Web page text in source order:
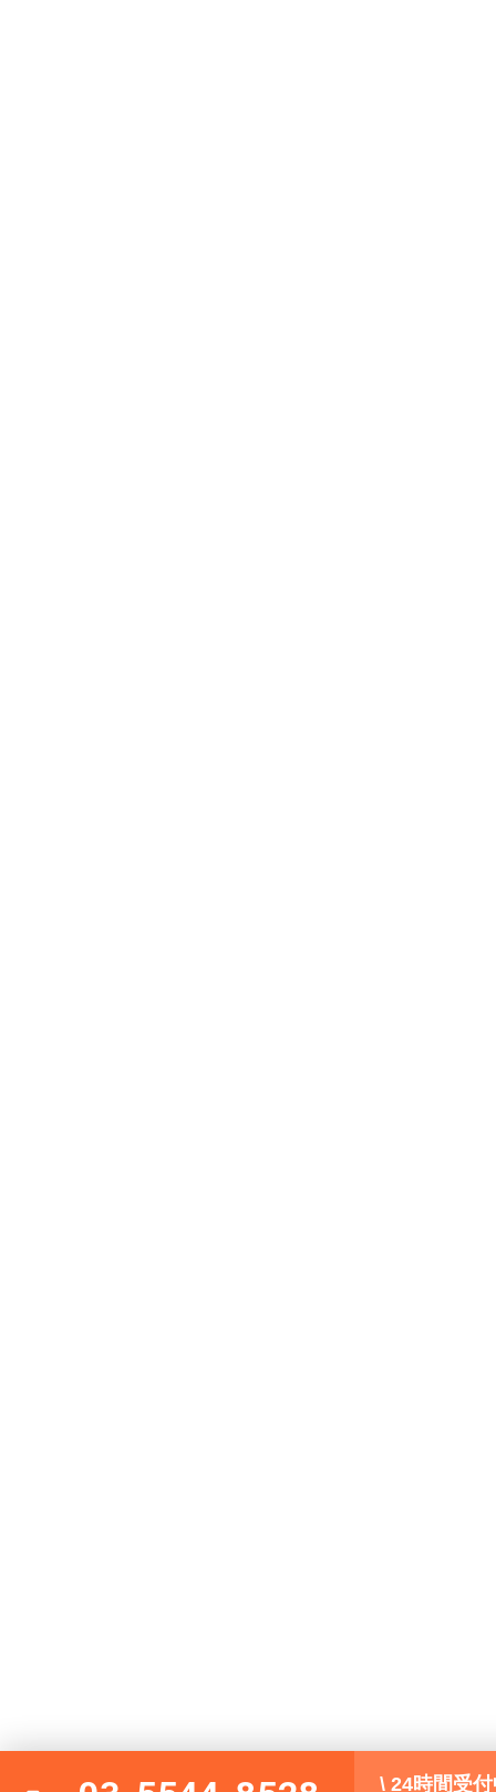
\ 24時間受